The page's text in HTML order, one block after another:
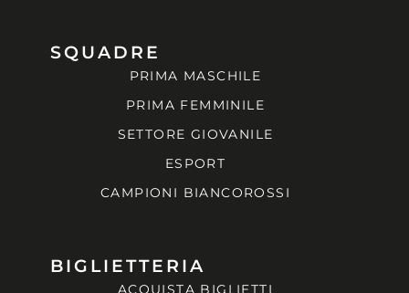
SQUADRE
PRIMA MASCHILE
PRIMA FEMMINILE
SETTORE GIOVANILE
ESPORT
CAMPIONI BIANCOROSSI
BIGLIETTERIA
ACQUISTA BIGLIETTI